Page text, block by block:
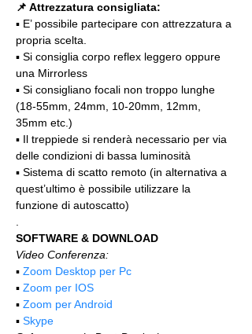
📌 Attrezzatura consigliata:
▪️ E’ possibile partecipare con attrezzatura a
propria scelta.
▪️ Si consiglia corpo reflex leggero oppure
una Mirrorless
▪️ Si consigliano focali non troppo lunghe
(18-55mm, 24mm, 10-20mm, 12mm,
35mm etc.)
▪️ Il treppiede si renderà necessario per via
delle condizioni di bassa luminosità
▪️ Sistema di scatto remoto (in alternativa a
quest’ultimo è possibile utilizzare la
funzione di autoscatto)
SOFTWARE & DOWNLOAD
Video Conferenza:
▪️ Zoom Desktop per Pc
▪️ Zoom per IOS
▪️ Zoom per Android
▪️ Skype